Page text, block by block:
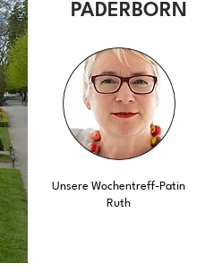
PADERBORN
Unsere Wochentreff-Patin
Ruth